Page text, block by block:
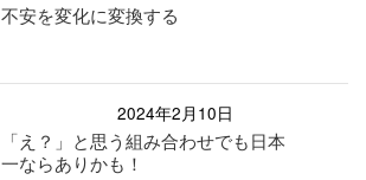
不安を変化に変換する
2024年2月10日
「え？」と思う組み合わせでも日本
一ならありかも！